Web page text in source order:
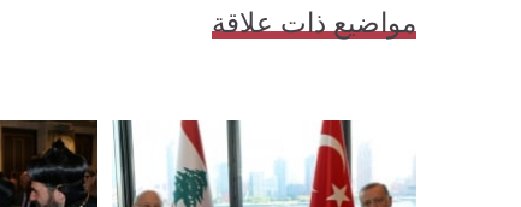
مواضيع ذات علاقة